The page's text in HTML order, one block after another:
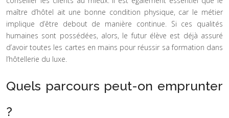
maître d’hôtel ait une bonne condition physique, car le métier
implique d’être debout de manière continue. Si ces qualités
humaines sont possédées, alors, le futur élève est déjà assuré
d’avoir toutes les cartes en mains pour réussir sa formation dans
l’hôtellerie du luxe.
Quels parcours peut-on emprunter
?